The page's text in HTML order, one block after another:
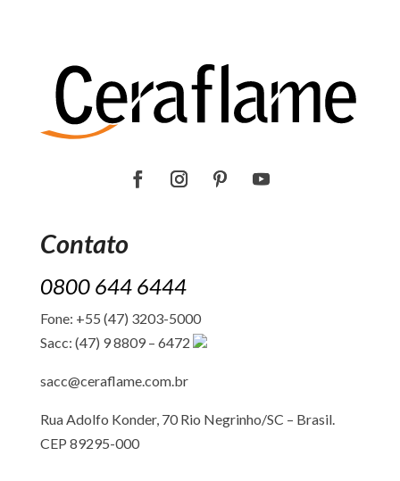
Contato
0800 644 6444
Fone: +55 (47) 3203-5000
Sacc: (47) 9 8809 – 6472
sacc@ceraflame.com.br
Rua Adolfo Konder, 70 Rio Negrinho/SC – Brasil.
CEP 89295-000